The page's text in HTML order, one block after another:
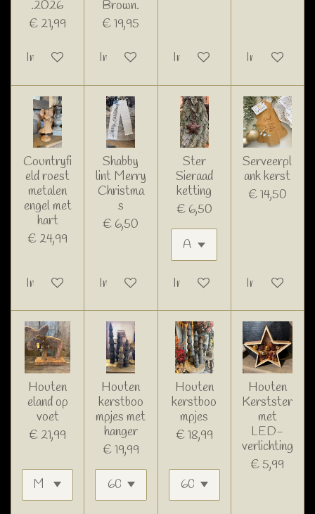
.2026
€ 21,99
In winkelwagen
Brown.
€ 19,95
In winkelwagen In winkelwagen In
Countryfi
eld roest
metalen
engel met
hart
€ 24,99
In winkelwagen
Shabby
lint Merry
Christma
s
€ 6,50
In winkelwagen
Ster
Sieraad
ketting
€ 6,50
In winkelwagen
Serveerpl
ank kerst
€ 14,50
In
Houten
eland op
voet
€ 21,99
Houten
kerstboo
mpjes met
hanger
€ 19,99
Houten
kerstboo
mpjes
€ 18,99
Houten
Kerstster
met
LED-
verlichting
€ 5,99